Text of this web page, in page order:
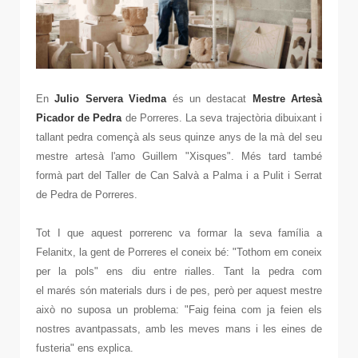
EnJulio Servera Viedmaés un destacat
Mestre Artesà
Picador de Pedrade Porreres. La seva trajectòria dibuixant i
tallant pedra començà als seus quinze anys de la mà del seu
mestre artesà l'amo Guillem "Xisques". Més tard també
formà part del Taller de Can Salvà a Palma i a Pulit i Serrat
de Pedra de Porreres.
Tot I que aquest porrerenc va formar la seva família a
Felanitx, la gent de Porreres el coneix bé: "Tothom em coneix
per la pols" ens diu entre rialles. Tant la pedra com
el marés són materials durs i de pes, però per aquest mestre
això no suposa un problema: "Faig feina com ja feien els
nostres avantpassats, amb les meves mans i les eines de
fusteria" ens explica.